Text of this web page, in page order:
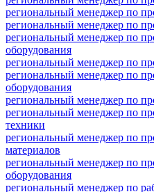
региональный менеджер по
региональный менеджер по
региональный менеджер по
оборудования
региональный менеджер по
региональный менеджер по
оборудования
региональный менеджер по
региональный менеджер по
техники
региональный менеджер по
материалов
региональный менеджер по
оборудования
региональный менеджер по